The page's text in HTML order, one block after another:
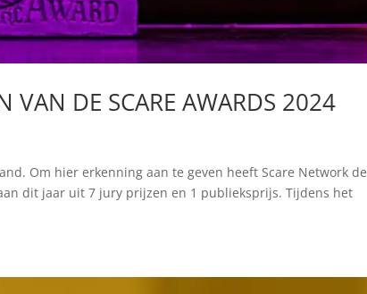
VAN DE SCARE AWARDS 2024
Om hier erkenning aan te geven heeft Scare Network de
dit jaar uit 7 jury prijzen en 1 publieksprijs. Tijdens het